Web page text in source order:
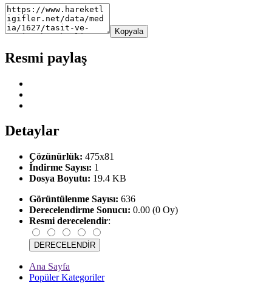
Kopyala
Resmi paylaş
Detaylar
Çözünürlük: 475x81
İndirme Sayısı: 1
Dosya Boyutu: 19.4 KB
Görüntülenme Sayısı: 636
Derecelendirme Sonucu: 0.00 (0 Oy)
Resmi derecelendir:
Ana Sayfa
Popüler Kategoriler